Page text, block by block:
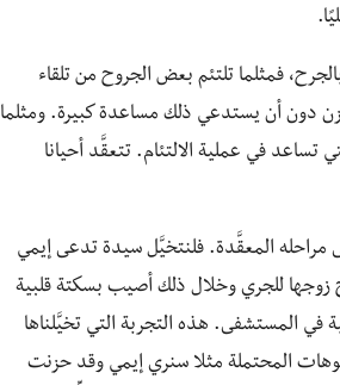
فمثلما تلتئم بعض الجروح من تلقاء
دون أن يستدعي ذلك مساعدة كبيرة. ومثلما
في عملية الالتئام. تتعقَّد أحيانا
مراحله المعقَّدة. فلنتخيَّل سيدة تدعى إيمي
زوجها للجري وخلال ذلك أصيب بسكتة قلبية
المستشفى. هذه التجربة التي تخيَّلناها
المحتملة مثلا سنري إيمي وقد حزنت